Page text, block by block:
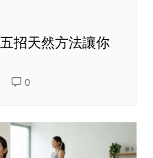
招天然方法讓你
0